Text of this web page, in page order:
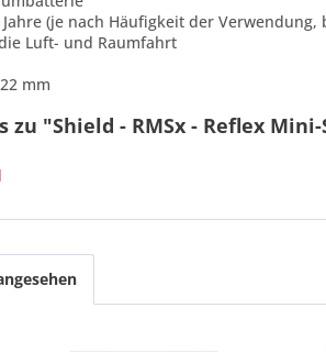
(je nach Häufigkeit der Verwendung,
Luft- und Raumfahrt
mm
"Shield - RMSx - Reflex